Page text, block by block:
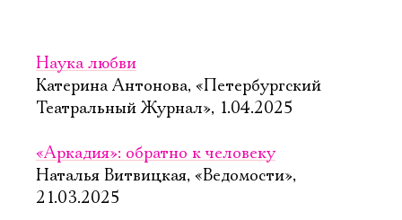
Наука любви
Катерина Антонова, «Петербургский
Театральный Журнал», 1.04.2025
«Аркадия»: обратно к человеку
Наталья Витвицкая, «Ведомости»,
21.03.2025